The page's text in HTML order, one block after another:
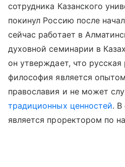
сотрудника Казанского
покинул Россию после
сейчас работает в
духовной семинарии в
он утверждает, что русская
философия является
православия и не может
традиционных ценностей. В
является проректором по